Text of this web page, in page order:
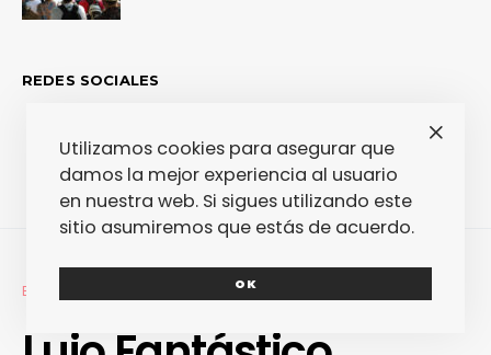
REDES SOCIALES
ESPECIALES
Utilizamos cookies para asegurar que
damos la mejor experiencia al usuario
en nuestra web. Si sigues utilizando este
sitio asumiremos que estás de acuerdo.
OK